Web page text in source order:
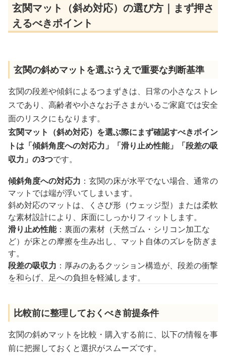
玄関マット（斜め対応）の選び方｜まず押さ
えるべきポイント
玄関の斜めマットを選ぶうえで重要な判断基準
玄関の段差や傾斜によるつまずきは、日常の小さなストレ
スであり、高齢者や小さなお子さまがいるご家庭では安全
面のリスクにもなります。
玄関マット（斜め対応）を選ぶ際にまず確認すべきポイン
トは「傾斜角度への対応力」「滑り止め性能」「段差の吸
収力」の3つです。
傾斜角度への対応力 ：玄関の床が水平でない場合、通常の
マットでは端が浮いてしまいます。
斜め対応のマットは、くさび形（ウェッジ型）または柔軟
な素材設計により、床面にしっかりフィットします。
滑り止め性能：裏面の素材（天然ゴム・シリコン加工な
ど）が床との摩擦を生み出し、マット自体のズレを防ぎま
す。
段差の吸収力 ：厚みのあるクッション構造が、段差の衝撃
を和らげ、足への負担を軽減します。
比較前に整理しておくべき前提条件
玄関の斜めマットを比較・購入する前に、以下の情報を事
前に把握しておくと選択がスムーズです。